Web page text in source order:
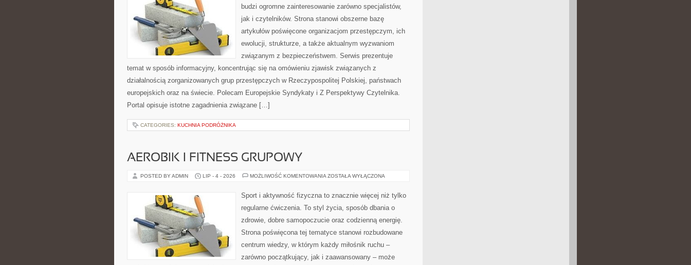
budzi ogromne zainteresowanie zarówno specjalistów,
jak i czytelników. Strona stanowi obszerne bazę
artykułów poświęcone organizacjom przestępczym, ich
ewolucji, strukturze, a także aktualnym wyzwaniom
związanym z bezpieczeństwem. Serwis prezentuje
temat w sposób informacyjny, koncentrując się na omówieniu zjawisk związanych z
działalnością zorganizowanych grup przestępczych w Rzeczypospolitej Polskiej, państwach
europejskich oraz na świecie. Polecam Europejskie Syndykaty i Z Perspektywy Czytelnika.
Portal opisuje istotne zagadnienia związane […]
CATEGORIES: KUCHNIA PODRÓŻNIKA
AEROBIK I FITNESS GRUPOWY
POSTED BY ADMIN LIP - 4 - 2026 MOŻLIWOŚĆ KOMENTOWANIA AEROBIK
GRUPOWY
ZOSTAŁA WYŁĄCZONA
Sport i aktywność fizyczna to znacznie więcej niż tylko
regularne ćwiczenia. To styl życia, sposób dbania o
zdrowie, dobre samopoczucie oraz codzienną energię.
Strona poświęcona tej tematyce stanowi rozbudowane
centrum wiedzy, w którym każdy miłośnik ruchu –
zarówno początkujący, jak i zaawansowany – może